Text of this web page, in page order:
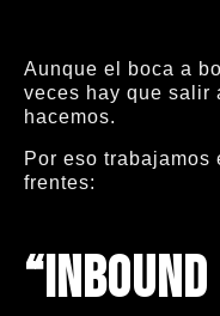
Aunque el boca a
veces hay que salir
hacemos.
Por eso trabajamos
frentes: